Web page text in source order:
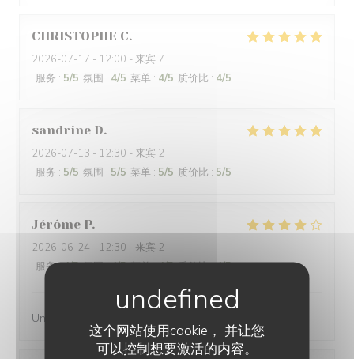
这个网站使用cookie， 并让您
可以控制想要激活的内容。
CHRISTOPHE C
2026-07-17 - 12:00 - 来宾 7
服务 : 5/5 氛围 : 4/5 菜单 : 4/5 质价比 : 4/5
sandrine D
2026-07-13 - 12:30 - 来宾 2
服务 : 5/5 氛围 : 5/5 菜单 : 5/5 质价比 : 5/5
Jérôme P
2026-06-24 - 12:30 - 来宾 2
服务:4/5 氛围:4/5 菜单:4/5 质价比:4/5
Un bon restaurant, un service agréable